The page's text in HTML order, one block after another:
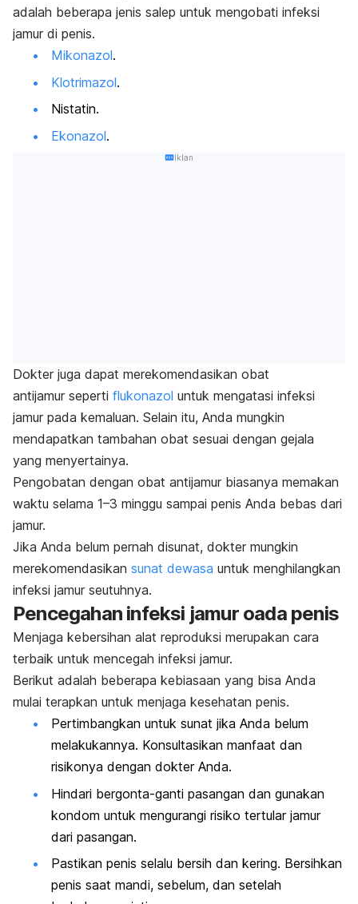
adalah beberapa jenis salep untuk mengobati infeksi
jamur di penis.
Mikonazol.
Klotrimazol.
Nistatin.
Ekonazol.
Iklan
Dokter juga dapat merekomendasikan obat
antijamur seperti flukonazol untuk mengatasi infeksi
jamur pada kemaluan. Selain itu, Anda mungkin
mendapatkan tambahan obat sesuai dengan gejala
yang menyertainya.
Pengobatan dengan obat antijamur biasanya memakan
waktu selama 1–3 minggu sampai penis Anda bebas dari
jamur.
Jika Anda belum pernah disunat, dokter mungkin
merekomendasikan sunat dewasa untuk menghilangkan
infeksi jamur seutuhnya.
Pencegahan infeksi jamur oada penis
Menjaga kebersihan alat reproduksi merupakan cara
terbaik untuk mencegah infeksi jamur.
Berikut adalah beberapa kebiasaan yang bisa Anda
mulai terapkan untuk menjaga kesehatan penis.
Pertimbangkan untuk sunat jika Anda belum
melakukannya. Konsultasikan manfaat dan
risikonya dengan dokter Anda.
Hindari bergonta-ganti pasangan dan gunakan
kondom untuk mengurangi risiko tertular jamur
dari pasangan.
Pastikan penis selalu bersih dan kering. Bersihkan
penis saat mandi, sebelum, dan setelah